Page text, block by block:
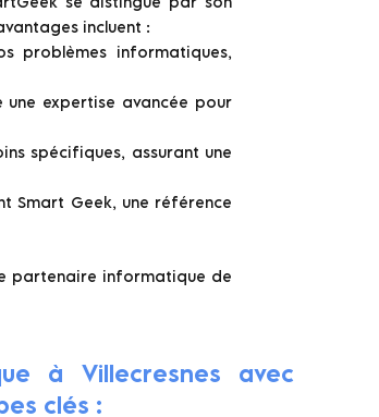
incluent :
problèmes informatiques,
expertise avancée pour
spécifiques, assurant une
Smart Geek, une référence
partenaire informatique de
à Villecresnes avec
clés :